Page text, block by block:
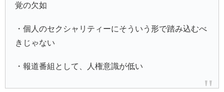
覚の欠如
・個人のセクシャリティーにそういう形で踏み込むべ
きじゃない
・報道番組として、人権意識が低い